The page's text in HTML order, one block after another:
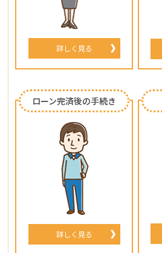
詳しく見る
ローン完済後の手続き
詳しく見る